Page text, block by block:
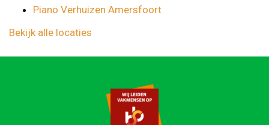
Piano Verhuizen Amersfoort
Bekijk alle locaties